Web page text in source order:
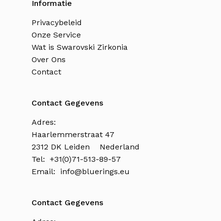
Informatie
Privacybeleid
Onze Service
Wat is Swarovski Zirkonia
Over Ons
Contact
Contact Gegevens
Adres:
Haarlemmerstraat 47
2312 DK Leiden Nederland
Tel: +31(0)71-513-89-57
Email: info@bluerings.eu
Contact Gegevens